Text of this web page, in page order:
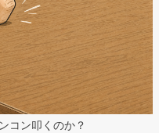
コン叩くのか？